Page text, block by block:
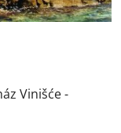
Vinišće -